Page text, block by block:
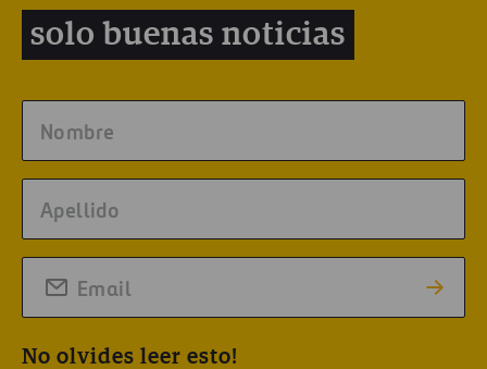
solo buenas noticias
No olvides leer esto!